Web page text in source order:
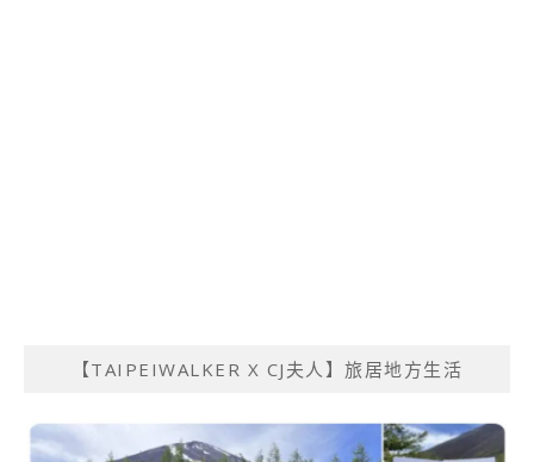
【TAIPEIWALKER X CJ夫人】旅居地方生活